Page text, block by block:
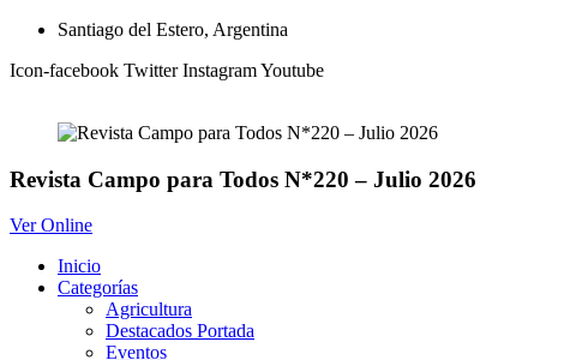
contenido
Santiago del Estero, Argentina
Icon-facebook Twitter InstagramYoutube
Revista Campo para Todos N*220 – Julio 2026
Ver Online
Inicio
Categorías
Agricultura
Destacados Portada
Eventos